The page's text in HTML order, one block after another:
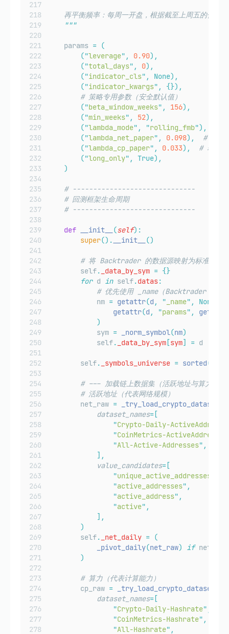
再平衡频率：每周一开盘，根据截至上周五的信息
"""
    params
= (
("leverage" , 0.90),
("total_days" , 0),
("indicator_cls" ,
None),
("indicator_kwargs" ,
{}),
# 策略专用参数（安全默认值）
("beta_window_weeks" , 156),
("min_weeks" , 52),
("lambda_mode" , "rolling_fmb"),
("lambda_net_paper" , 0.098),
# 表 5
("lambda_cp_paper" , 0.033),
# 表 5：
("long_only" ,
True),
)
# ------------------------------
# 回测框架生命周期
# ------------------------------
def __init__ (self):
super(). __init__ ()
# 将 Backtrader 的数据源映射为标准化后
        self
. _data_by_sym = {}
for d in self.datas:
# 优先使用 _name（Backtrader 的名
            nm
= getattr(d , " _name" , None)
                getattr
(d , "params" , getattr
)
            sym
= _norm_symbol(nm)
            self
. _data_by_sym [sym] = d
        self
. _symbols_universe = sorted(
# --- 加载链上数据集（活跃地址与算力）
# 活跃地址（代表网络规模）
        net_raw
= _try_load_crypto_dataset
dataset_names=[
"Crypto-Daily-
"CoinMetrics-ActiveAddresses
"All-Active-Addresses" ,
],
value_candidates=[
"unique_active_addresses
"active_addresses" ,
"active_address" ,
"active" ,
],
)
        self
. _net_daily = (
_pivot_daily(net_raw) if
)
# 算力（代表计算能力）
        cp_raw
= _try_load_crypto_dataset
dataset_names=[
"Crypto-Daily-Hashrate"
"CoinMetrics-Hashrate" ,
"All-Hashrate" ,